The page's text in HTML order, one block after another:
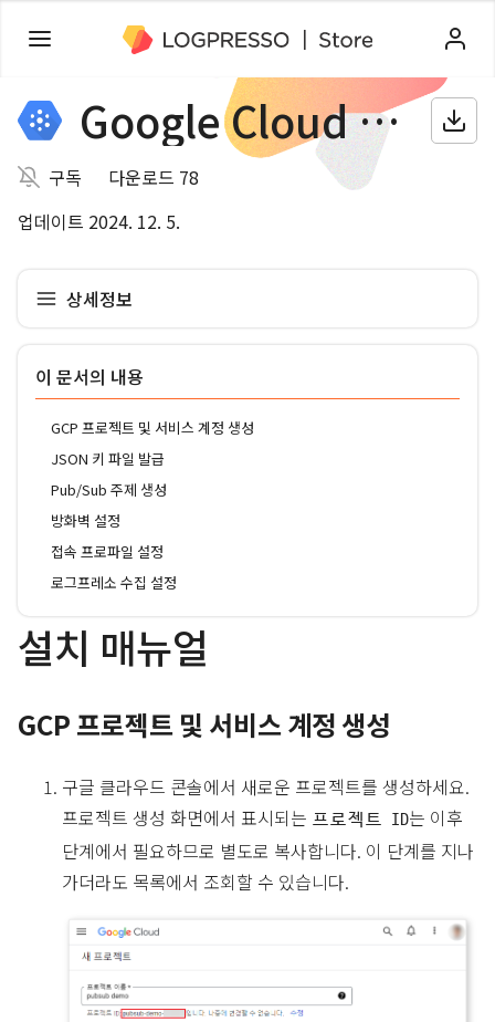
Google Cloud Pub/Sub
구독
다운로드 78
업데이트 2024. 12. 5.
상세정보
설치 매뉴얼
GCP 프로젝트 및 서비스 계정 생성
구글 클라우드 콘솔에서 새로운 프로젝트를 생성하세요.
프로젝트 생성 화면에서 표시되는 프로젝트 ID는 이후
단계에서 필요하므로 별도로 복사합니다. 이 단계를 지나
가더라도 목록에서 조회할 수 있습니다.
이 문서의 내용
GCP 프로젝트 및 서비스 계정 생성
JSON 키 파일 발급
Pub/Sub 주제 생성
방화벽 설정
접속 프로파일 설정
로그프레소 수집 설정